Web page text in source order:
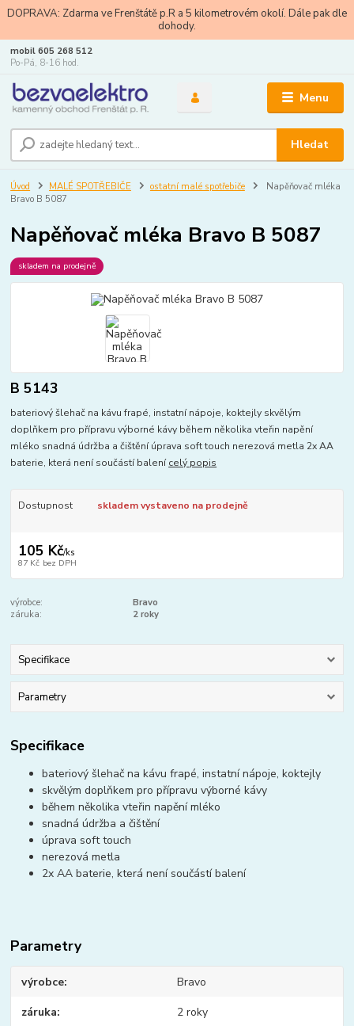
DOPRAVA: Zdarma ve Frenštátě p.R a 5 kilometrovém okolí. Dále pak dle
dohody.
Menu
Hledat
mobil 605 268 512
Po-Pá, 8-16 hod.
Úvod MALÉ SPOTŘEBIČE ostatní malé spotřebiče
Napěňovač mléka
Bravo B 5087
Napěňovač mléka Bravo B 5087
skladem na prodejně
B 5143
bateriový šlehač na kávu frapé, instatní nápoje, koktejly skvělým
doplňkem pro přípravu výborné kávy během několika vteřin napění
mléko snadná údržba a čištění úprava soft touch nerezová metla 2x AA
baterie, která není součástí balenícelý popis
Dostupnost skladem vystaveno na prodejně
105 Kč/ks
87 Kč bez DPH
výrobce:
Bravo
záruka:
2 roky
Specifikace
Parametry
Specifikace
bateriový šlehač na kávu frapé, instatní nápoje, koktejly
skvělým doplňkem pro přípravu výborné kávy
během několika vteřin napění mléko
snadná údržba a čištění
úprava soft touch
nerezová metla
2x AA baterie, která není součástí balení
Parametry
výrobce Bravo
záruka 2 roky